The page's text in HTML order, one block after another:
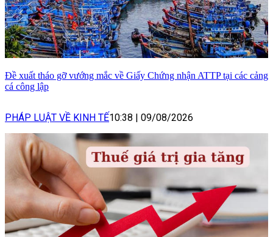
Đề xuất tháo gỡ vướng mắc về Giấy Chứng nhận ATTP tại các cảng
cá công lập
PHÁP LUẬT VỀ KINH TẾ10:38 09/08/2026